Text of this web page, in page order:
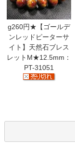
g260円★【ゴールデ
ンレッドピーターサ
イト】天然石ブレス
レットM★12.5mm：
PT-31051